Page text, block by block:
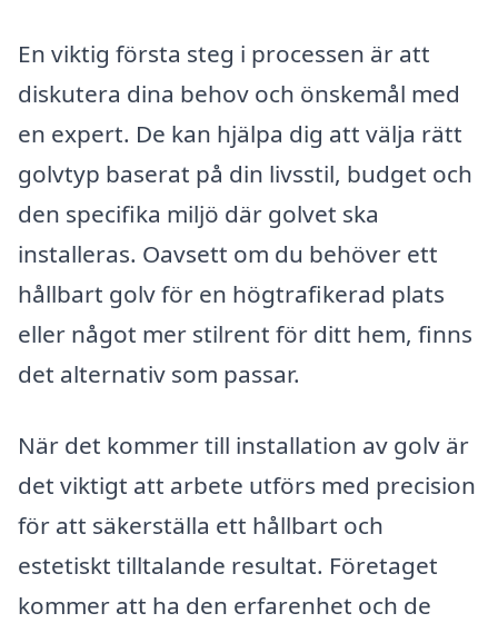
En viktig första steg i processen är att
diskutera dina behov och önskemål med
en expert. De kan hjälpa dig att välja rätt
golvtyp baserat på din livsstil, budget och
den specifika miljö där golvet ska
installeras. Oavsett om du behöver ett
hållbart golv för en högtrafikerad plats
eller något mer stilrent för ditt hem, finns
det alternativ som passar.
När det kommer till installation av golv är
det viktigt att arbete utförs med precision
för att säkerställa ett hållbart och
estetiskt tilltalande resultat. Företaget
kommer att ha den erfarenhet och de